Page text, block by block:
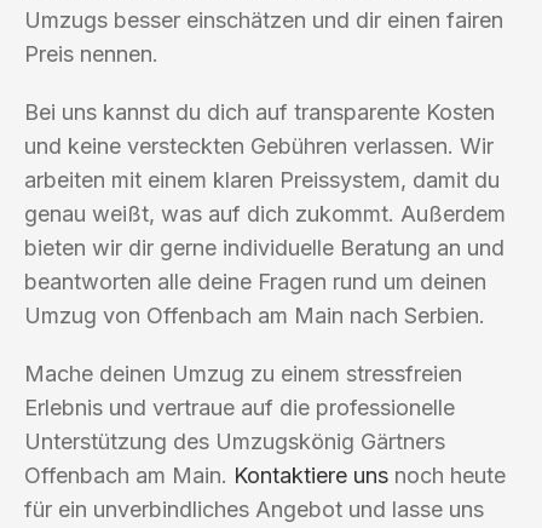
Umzugs besser einschätzen und dir einen fairen
Preis nennen.
Bei uns kannst du dich auf transparente Kosten
und keine versteckten Gebühren verlassen. Wir
arbeiten mit einem klaren Preissystem, damit du
genau weißt, was auf dich zukommt. Außerdem
bieten wir dir gerne individuelle Beratung an und
beantworten alle deine Fragen rund um deinen
Umzug von Offenbach am Main nach Serbien.
Mache deinen Umzug zu einem stressfreien
Erlebnis und vertraue auf die professionelle
Unterstützung des Umzugskönig Gärtners
Offenbach am Main. Kontaktiere uns noch heute
für ein unverbindliches Angebot und lasse uns